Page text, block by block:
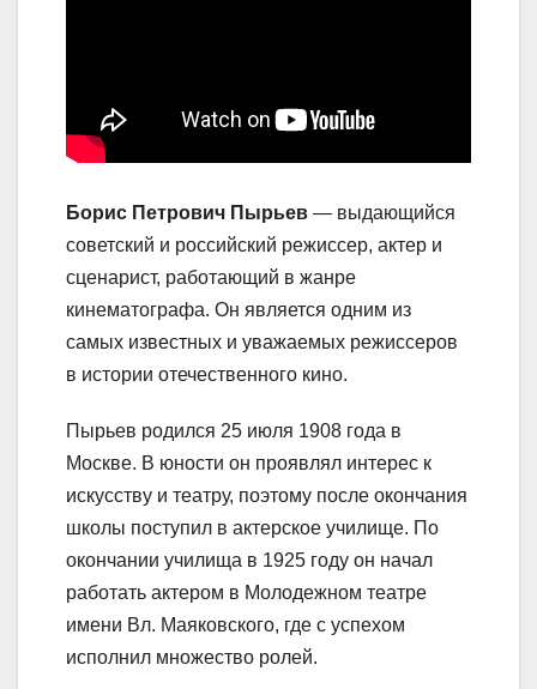
Борис Петрович Пырьев — выдающийся
советский и российский режиссер, актер и
сценарист, работающий в жанре
кинематографа. Он является одним из
самых известных и уважаемых режиссеров
в истории отечественного кино.
Пырьев родился 25 июля 1908 года в
Москве. В юности он проявлял интерес к
искусству и театру, поэтому после окончания
школы поступил в актерское училище. По
окончании училища в 1925 году он начал
работать актером в Молодежном театре
имени Вл. Маяковского, где с успехом
исполнил множество ролей.